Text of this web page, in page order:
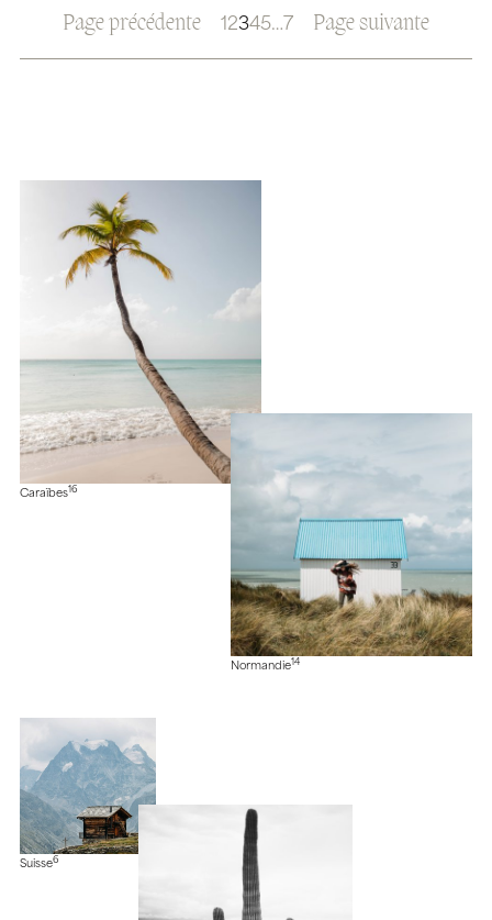
Page précédente 12345…7 Page suivante
Caraïbes16
Normandie14
Suisse6